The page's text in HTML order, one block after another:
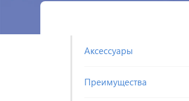
Аксессуары
Преимущества